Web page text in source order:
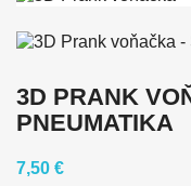
3D PRANK
PNEUMATIKA
7,50 €